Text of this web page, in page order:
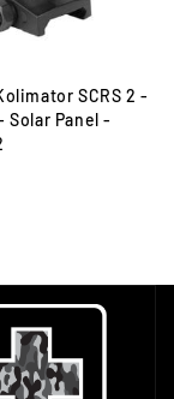
SCRS 2 -
Solar Panel -